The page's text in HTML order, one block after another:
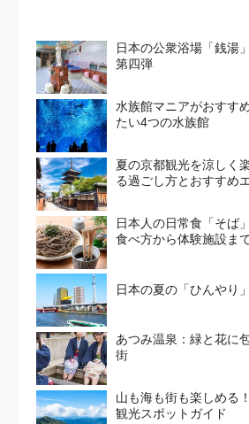
日本の公衆浴場「銭湯
第四弾
水族館マニアがおすす
たい4つの水族館
夏の京都観光を涼しく
る過ごし方とおすすめ
日本人の日常食「そば
食べ方から体験施設ま
日本の夏の「ひんやり
あつみ温泉：緑と花に
街
山も海も街も楽しめる
観光スポットガイド